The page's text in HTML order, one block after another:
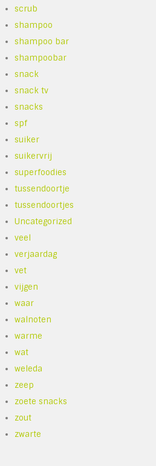
scrub
shampoo
shampoo bar
shampoobar
snack
snack tv
snacks
spf
suiker
suikervrij
superfoodies
tussendoortje
tussendoortjes
Uncategorized
veel
verjaardag
vet
vijgen
waar
walnoten
warme
wat
weleda
zeep
zoete snacks
zout
zwarte